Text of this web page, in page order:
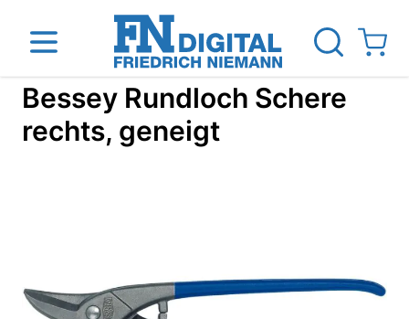
Direkt zum Inhalt
View
Bessey Rundloch Schere
rechts, geneigt